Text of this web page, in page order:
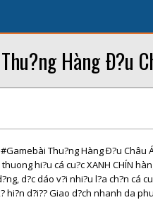
Hàng Ð?u
Thu?ng Hàng Ð?u Châu
hi?u cá cu?c XANH CHÍN
d?c dáo v?i nhi?u l?a ch?n cá
hi?n d?i?? Giao d?ch nhanh da